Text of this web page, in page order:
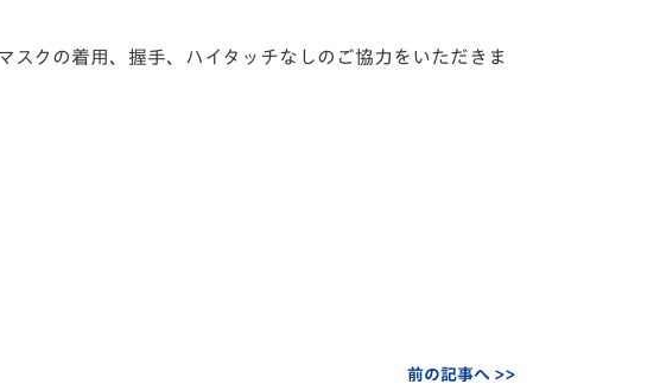
スクの着用、握手、
ハイタッチなしのご協力をいただきま
前の記事へ >>